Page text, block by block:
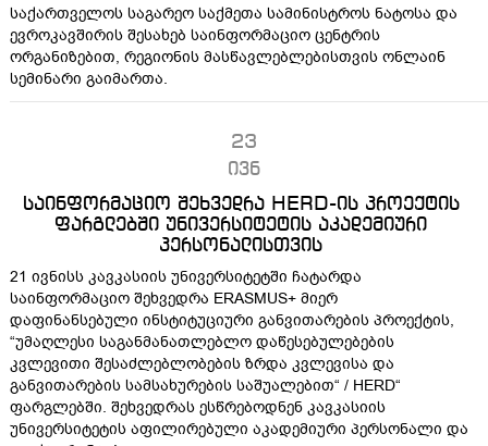
საქართველოს საგარეო საქმეთა სამინისტროს ნატოსა და
ევროკავშირის შესახებ საინფორმაციო ცენტრის
ორგანიზებით, რეგიონის მასწავლებლებისთვის ონლაინ
სემინარი გაიმართა.
23
ივნ
საინფორმაციო შეხვედრა HERD-ის პროექტის
ფარგლებში უნივერსიტეტის აკადემიური
პერსონალისთვის
21 ივნისს კავკასიის უნივერსიტეტში ჩატარდა
საინფორმაციო შეხვედრა ERASMUS+ მიერ
დაფინანსებული ინსტიტუციური განვითარების პროექტის,
“უმაღლესი საგანმანათლებლო დაწესებულებების
კვლევითი შესაძლებლობების ზრდა კვლევისა და
განვითარების სამსახურების საშუალებით“ / HERD“
ფარგლებში. შეხვედრას ესწრებოდნენ კავკასიის
უნივერსიტეტის აფილირებული აკადემიური პერსონალი და